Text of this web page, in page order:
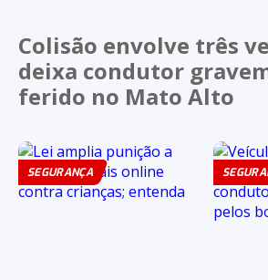
Colisão envolve três
deixa condutor
ferido no Mato Alto
SEGURANÇA